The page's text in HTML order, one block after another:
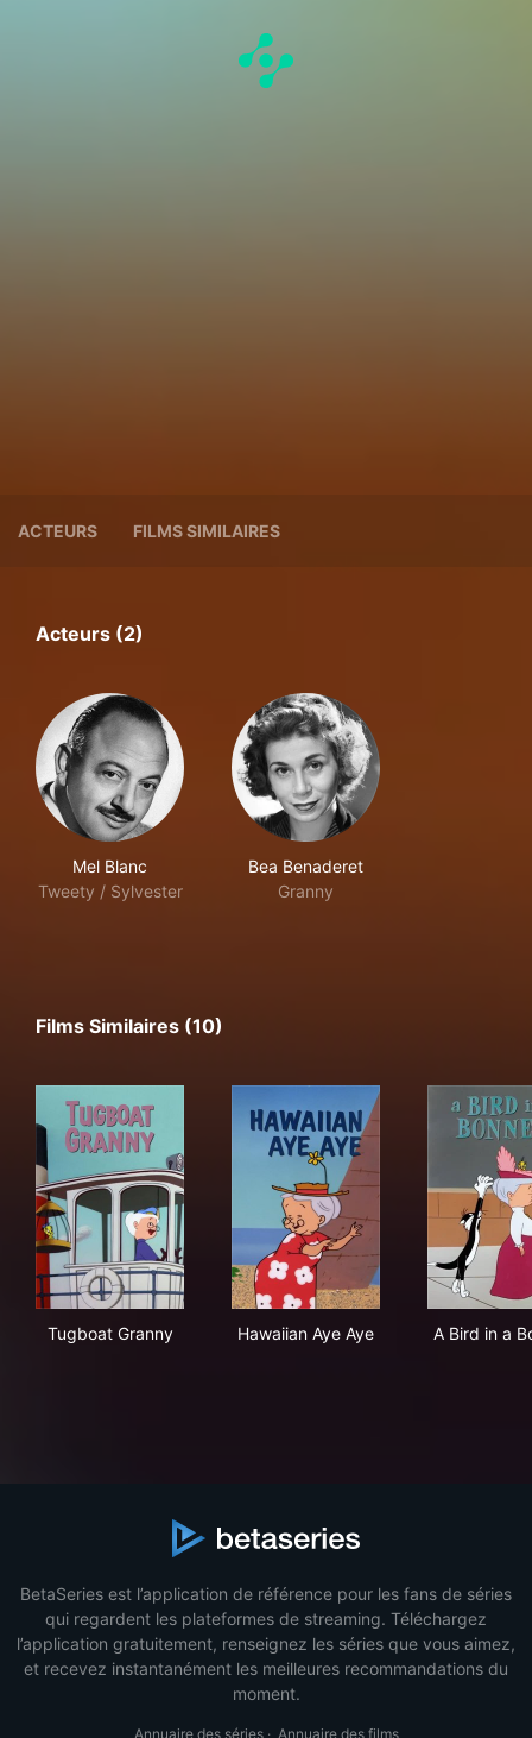
ACTEURS FILMS SIMILAIRES
Acteurs (2)
Mel Blanc
Tweety / Sylvester
Bea Benaderet
Granny
Films Similaires (10)
Tugboat Granny Hawaiian Aye Aye A Bird in a
BetaSeries est l’application de référence pour les fans de séries
qui regardent les plateformes de streaming. Téléchargez
l’application gratuitement, renseignez les séries que vous aimez,
et recevez instantanément les meilleures recommandations du
moment.
Annuaire des séries· Annuaire des films